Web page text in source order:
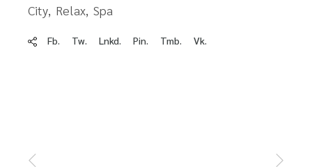
City Relax Spa
Fb. Tw. Lnkd. Pin. Tmb. Vk.